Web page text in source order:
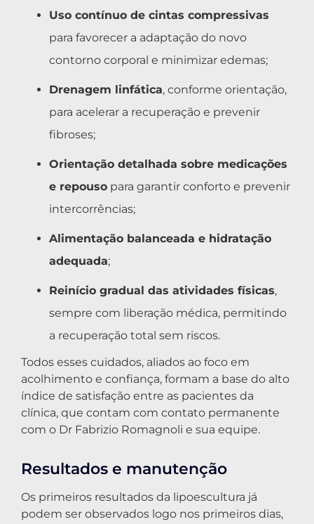
Uso contínuo de cintas compressivas
para favorecer a adaptação do novo
contorno corporal e minimizar edemas;
Drenagem linfática, conforme orientação,
para acelerar a recuperação e prevenir
fibroses;
Orientação detalhada sobre medicações
e repouso para garantir conforto e prevenir
intercorrências;
Alimentação balanceada e hidratação
adequada;
Reinício gradual das atividades físicas,
sempre com liberação médica, permitindo
a recuperação total sem riscos.
Todos esses cuidados, aliados ao foco em
acolhimento e confiança, formam a base do alto
índice de satisfação entre as pacientes da
clínica, que contam com contato permanente
com o Dr Fabrizio Romagnoli e sua equipe.
Resultados e manutenção
Os primeiros resultados da lipoescultura já
podem ser observados logo nos primeiros dias,